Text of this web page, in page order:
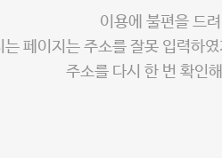
이용에 불편을 드
는 페이지는 주소를 잘못 입력하
주소를 다시 한 번 확인